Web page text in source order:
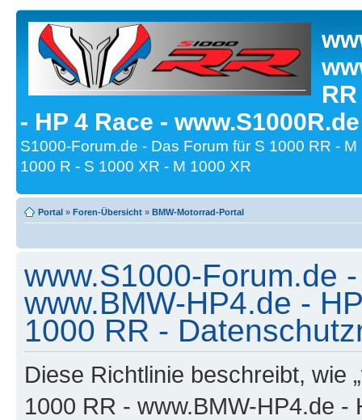
- HP 4 Race -
S1000-Forum.de - Das Forum für S 1000 RR -
1000 R - S 1000 XR - M 1000 XR
Portal » Foren-Übersicht » BMW-Motorrad-Portal
www.S1000-Forum.de
www.BMW-HP4.de -
1000 RR -
Diese Richtlinie beschreibt, wie
1000 RR - www.BMW-HP4.de -